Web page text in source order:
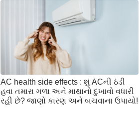
AC health side effects : શું ACની ઠંડી
હવા તમારા ગળા અને માથાનો દુખાવો વધારી
રહી છે? જાણો કારણ અને બચવાના ઉપાયો!